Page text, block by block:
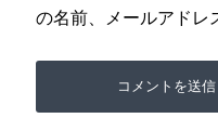
の名前、メールアドレ